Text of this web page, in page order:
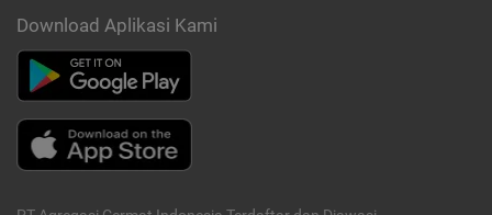
Download Aplikasi Kami